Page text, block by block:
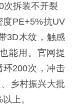
拆装不开裂
PE+5%抗UV
3D木纹，触感
能用。官网提
200次，冲击
乡村振兴大批
上。